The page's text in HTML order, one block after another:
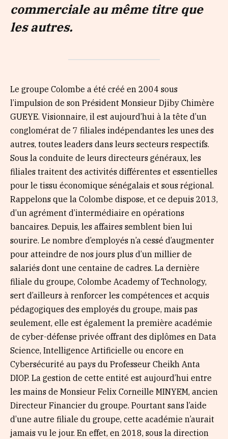
commerciale au même titre que
les autres.
Le groupe Colombe a été créé en 2004 sous
l’impulsion de son Président Monsieur Djiby Chimère
GUEYE. Visionnaire, il est aujourd’hui à la tête d’un
conglomérat de 7 filiales indépendantes les unes des
autres, toutes leaders dans leurs secteurs respectifs.
Sous la conduite de leurs directeurs généraux, les
filiales traitent des activités différentes et essentielles
pour le tissu économique sénégalais et sous régional.
Rappelons que la Colombe dispose, et ce depuis 2013,
d’un agrément d’intermédiaire en opérations
bancaires. Depuis, les affaires semblent bien lui
sourire. Le nombre d’employés n’a cessé d’augmenter
pour atteindre de nos jours plus d’un millier de
salariés dont une centaine de cadres. La dernière
filiale du groupe, Colombe Academy of Technology,
sert d’ailleurs à renforcer les compétences et acquis
pédagogiques des employés du groupe, mais pas
seulement, elle est également la première académie
de cyber-défense privée offrant des diplômes en Data
Science, Intelligence Artificielle ou encore en
Cybersécurité au pays du Professeur Cheikh Anta
DIOP. La gestion de cette entité est aujourd’hui entre
les mains de Monsieur Felix Corneille MINYEM, ancien
Directeur Financier du groupe. Pourtant sans l’aide
d’une autre filiale du groupe, cette académie n’aurait
jamais vu le jour. En effet, en 2018, sous la direction